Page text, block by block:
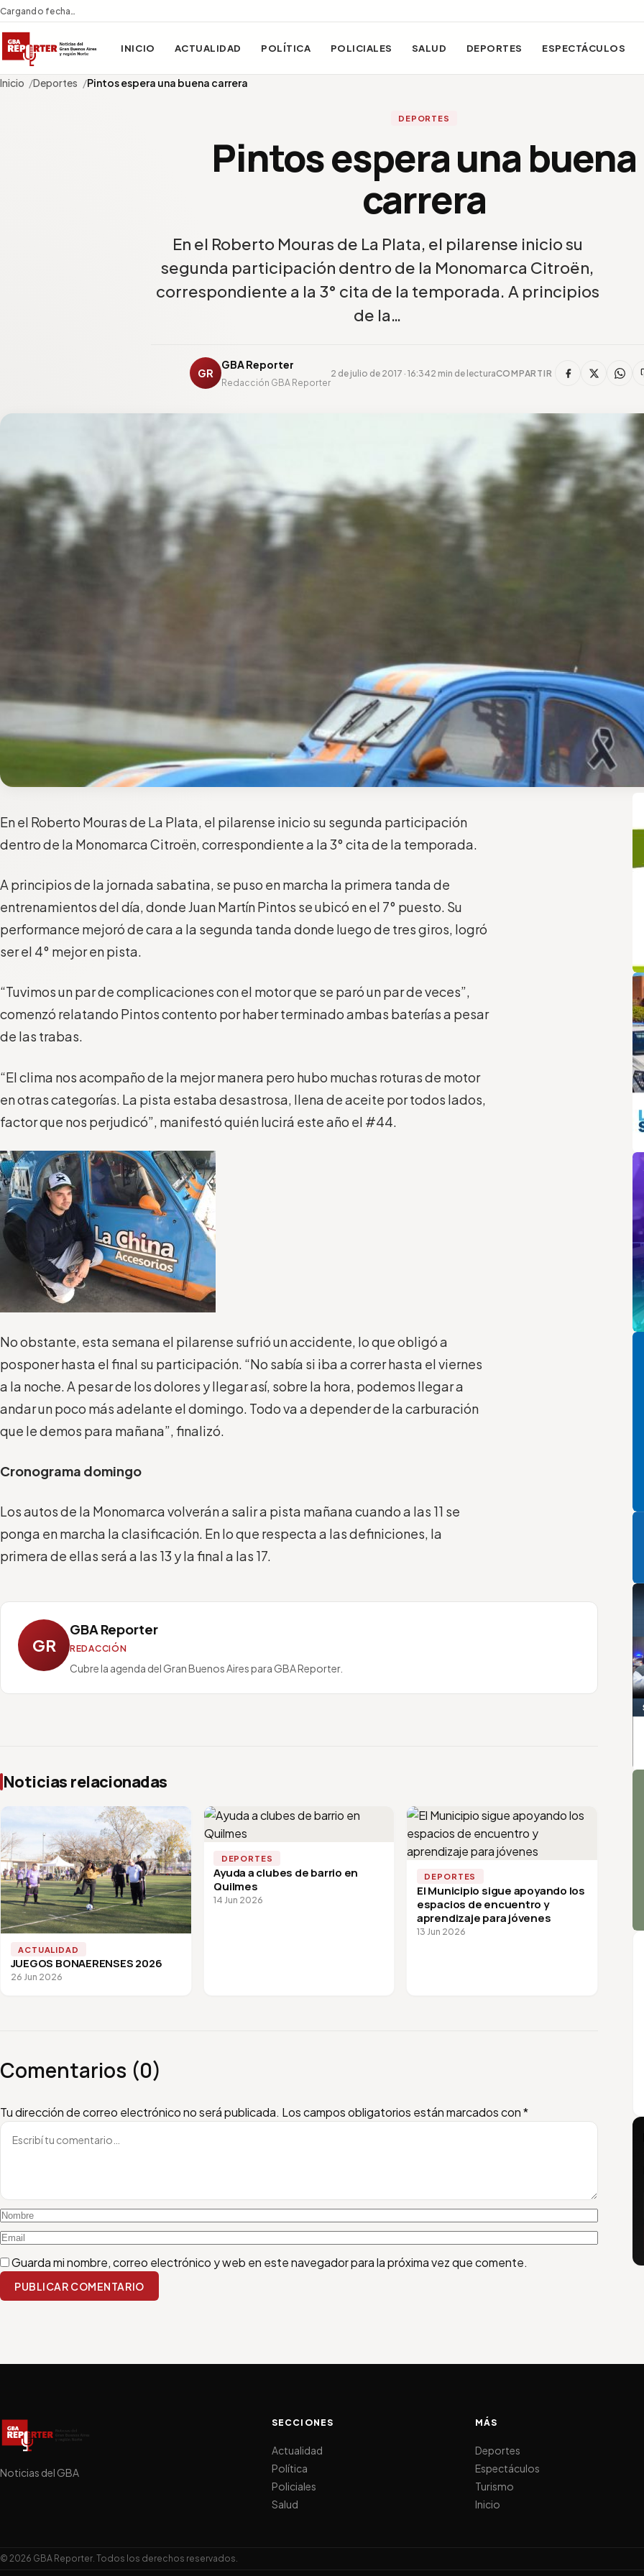
Cargando fecha…
INICIO ACTUALIDAD POLÍTICA POLICIALES SALUD DEPORTES ESPECTÁCULOS
Inicio Deportes Pintos espera una buena carrera
DEPORTES
Pintos espera una buena
carrera
En el Roberto Mouras de La Plata, el pilarense inicio su
segunda participación dentro de la Monomarca Citroën,
correspondiente a la 3° cita de la temporada. A principios
de la…
GR
GBA Reporter
Redacción GBA Reporter
2 de julio de 2017 · 16:342 min de lecturaCOMPARTIR
En el Roberto Mouras de La Plata, el pilarense inicio su segunda participación
dentro de la Monomarca Citroën, correspondiente a la 3° cita de la temporada.
A principios de la jornada sabatina, se puso en marcha la primera tanda de
entrenamientos del día, donde Juan Martín Pintos se ubicó en el 7° puesto. Su
performance mejoró de cara a la segunda tanda donde luego de tres giros, logró
ser el 4° mejor en pista.
“Tuvimos un par de complicaciones con el motor que se paró un par de veces”,
comenzó relatando Pintos contento por haber terminado ambas baterías a pesar
de las trabas.
“El clima nos acompaño de la mejor manera pero hubo muchas roturas de motor
en otras categorías. La pista estaba desastrosa, llena de aceite por todos lados,
factor que nos perjudicó”, manifestó quién lucirá este año el #44.
No obstante, esta semana el pilarense sufrió un accidente, lo que obligó a
posponer hasta el final su participación. “No sabía si iba a correr hasta el viernes
a la noche. A pesar de los dolores y llegar así, sobre la hora, podemos llegar a
andar un poco más adelante el domingo. Todo va a depender de la carburación
que le demos para mañana”, finalizó.
Cronograma domingo
Los autos de la Monomarca volverán a salir a pista mañana cuando a las 11 se
ponga en marcha la clasificación. En lo que respecta a las definiciones, la
primera de ellas será a las 13 y la final a las 17.
GR
GBA Reporter
REDACCIÓN
Cubre la agenda del Gran Buenos Aires para GBA Reporter.
Noticias relacionadas
ACTUALIDAD
JUEGOS BONAERENSES 2026
26 Jun 2026
DEPORTES
Ayuda a clubes de barrio en
Quilmes
14 Jun 2026
DEPORTES
El Municipio sigue apoyando los
espacios de encuentro y
aprendizaje para jóvenes
13 Jun 2026
Comentarios (0)
Tu dirección de correo electrónico no será publicada. Los campos obligatorios están marcados con*
Escribí tu comentario
Nombre
Email
Guarda mi nombre, correo electrónico y web en este navegador para la próxima vez que comente.
PUBLICAR COMENTARIO
Noticias del GBA
SECCIONES
Actualidad
Política
Policiales
Salud
MÁS
Deportes
Espectáculos
Turismo
Inicio
© 2026 GBA Reporter. Todos los derechos reservados.